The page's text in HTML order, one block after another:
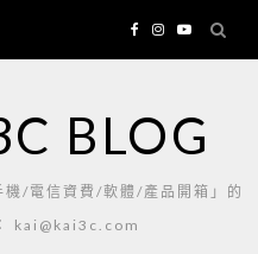
BLOG
/電信資費/軟體/產品開箱」的
kai@kai3c.com